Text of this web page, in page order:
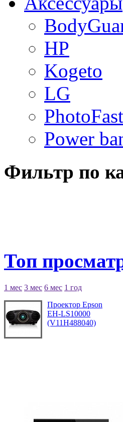
HP
Kogeto
LG
PhotoFast
Power
Фильтр по
Топ
1 мес 3 мес 6 мес 1 год
Проектор Epson
EH-LS10000
(V11H488040)